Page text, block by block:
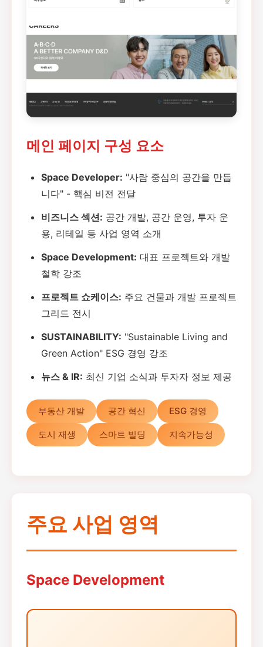
사람과 공간이 어우러진 라이프스타일 이미
메인 페이지 구성 요소
Space Developer: "사람 중심의 공간을 만듭
니다" - 핵심 비전 전달
비즈니스 섹션: 공간 개발, 공간 운영, 투자 운
용, 리테일 등 사업 영역 소개
Space Development: 대표 프로젝트와 개발
철학 강조
프로젝트 쇼케이스: 주요 건물과 개발 프로젝트
그리드 전시
SUSTAINABILITY: "Sustainable Living and
Green Action" ESG 경영 강조
뉴스 & IR: 최신 기업 소식과 투자자 정보 제공
부동산 개발 공간 혁신 ESG 경영
도시 재생 스마트 빌딩 지속가능성
주요 사업 영역
Space Development